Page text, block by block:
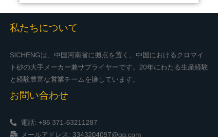
私たちについて
SICHENGは、中国河南省に拠点を置く、中国におけるクロマイ
ト砂の大手メーカー兼サプライヤーです。20年にわたる生産経験
と経験豊富な営業チームを擁しています。
お問い合わせ
電話: +86 371-63211287
メールアドレス: 3343204097@qq.com